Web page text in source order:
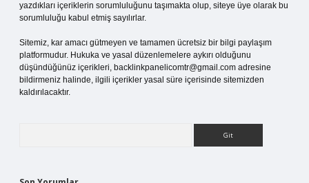
yazdıkları içeriklerin sorumluluğunu taşımakta olup, siteye üye olarak bu
sorumluluğu kabul etmiş sayılırlar.
Sitemiz, kar amacı gütmeyen ve tamamen ücretsiz bir bilgi paylaşım
platformudur. Hukuka ve yasal düzenlemelere aykırı olduğunu
düşündüğünüz içerikleri, backlinkpanelicomtr@gmail.com adresine
bildirmeniz halinde, ilgili içerikler yasal süre içerisinde sitemizden
kaldırılacaktır.